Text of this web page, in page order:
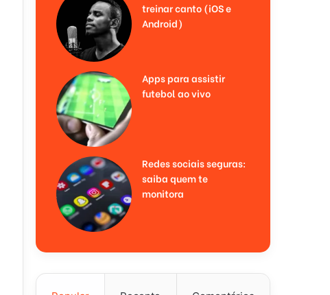
treinar canto (iOS e
Android)
Apps para assistir
futebol ao vivo
Redes sociais seguras:
saiba quem te
monitora